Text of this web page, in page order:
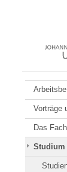
Vorträge
Das
Studium